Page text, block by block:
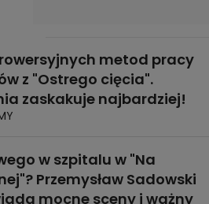
metod pracy
z "Ostrego cięcia".
zaskakuje najbardziej!
w szpitalu w "Na
Przemysław Sadowski
mocne sceny i ważny